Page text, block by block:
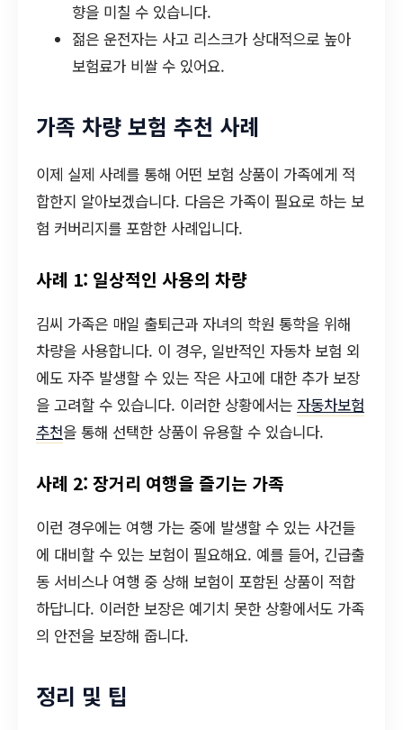
향을 미칠 수 있습니다.
젊은 운전자는 사고 리스크가 상대적으로 높아
보험료가 비쌀 수 있어요.
가족 차량 보험 추천 사례
이제 실제 사례를 통해 어떤 보험 상품이 가족에게 적
합한지 알아보겠습니다. 다음은 가족이 필요로 하는 보
험 커버리지를 포함한 사례입니다.
사례 1: 일상적인 사용의 차량
김씨 가족은 매일 출퇴근과 자녀의 학원 통학을 위해
차량을 사용합니다. 이 경우, 일반적인 자동차 보험 외
에도 자주 발생할 수 있는 작은 사고에 대한 추가 보장
을 고려할 수 있습니다. 이러한 상황에서는 자동차보험
추천을 통해 선택한 상품이 유용할 수 있습니다.
사례 2: 장거리 여행을 즐기는 가족
이런 경우에는 여행 가는 중에 발생할 수 있는 사건들
에 대비할 수 있는 보험이 필요해요. 예를 들어, 긴급출
동 서비스나 여행 중 상해 보험이 포함된 상품이 적합
하답니다. 이러한 보장은 예기치 못한 상황에서도 가족
의 안전을 보장해 줍니다.
정리 및 팁